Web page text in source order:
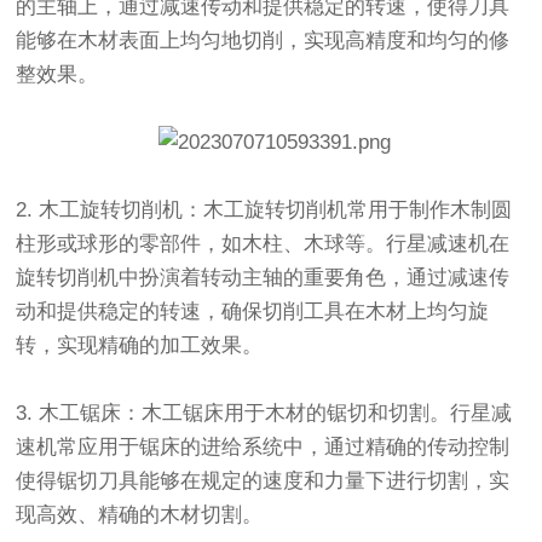
的主轴上，通过减速传动和提供稳定的转速，使得刀具
能够在木材表面上均匀地切削，实现高精度和均匀的修
整效果。
2. 木工旋转切削机：木工旋转切削机常用于制作木制圆
柱形或球形的零部件，如木柱、木球等。行星减速机在
旋转切削机中扮演着转动主轴的重要角色，通过减速传
动和提供稳定的转速，确保切削工具在木材上均匀旋
转，实现精确的加工效果。
3. 木工锯床：木工锯床用于木材的锯切和切割。行星减
速机常应用于锯床的进给系统中，通过精确的传动控制
使得锯切刀具能够在规定的速度和力量下进行切割，实
现高效、精确的木材切割。